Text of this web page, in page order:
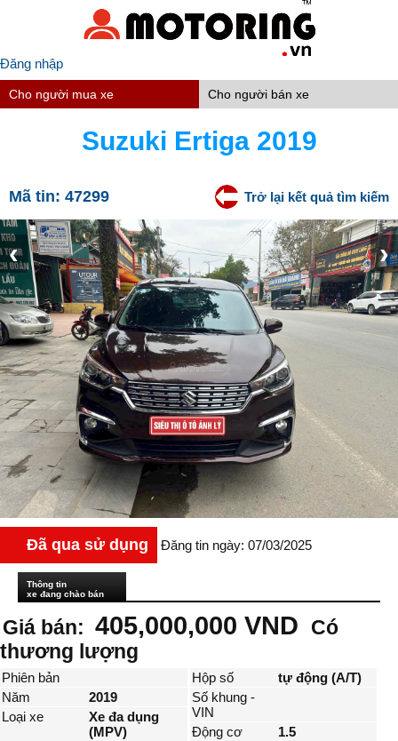
Đăng nhập
Cho người mua xe Cho người bán xe
Suzuki Ertiga 2019
Mã tin: 47299 Trở lại kết quả tìm kiếm
‹ ›
Đã qua sử dụng Đăng tin ngày: 07/03/2025
Thông tin
xe đang chào bán
Giá bán: 405,000,000 VND
Có
thương lượng
Phiên bản
Năm
2019
Loại xe
Xe đa dụng
(MPV)
Hộp số
tự động (A/T)
Số khung -
VIN
Động cơ
1.5